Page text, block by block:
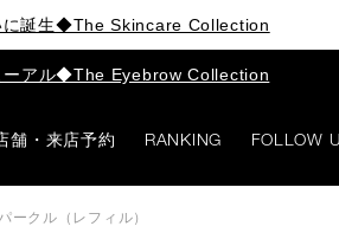
に誕生◆The Skincare Collection
ーアル◆The Eyebrow Collection
舗・来店予約 RANKING FOLLOW
クル（レフィル）